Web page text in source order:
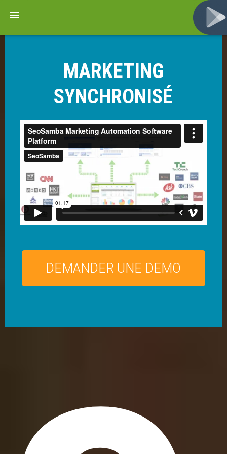
MARKETING
SYNCHRONISÉ
DEMANDER UNE DEMO